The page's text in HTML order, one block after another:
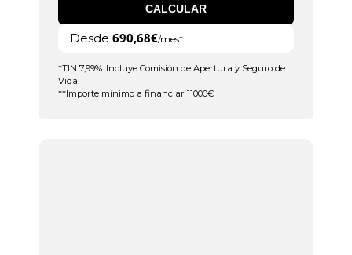
CALCULAR
Desde 690,68€/mes*
*TIN 7,99%. Incluye Comisión de Apertura y Seguro de
Vida.
**Importe mínimo a financiar 11000€